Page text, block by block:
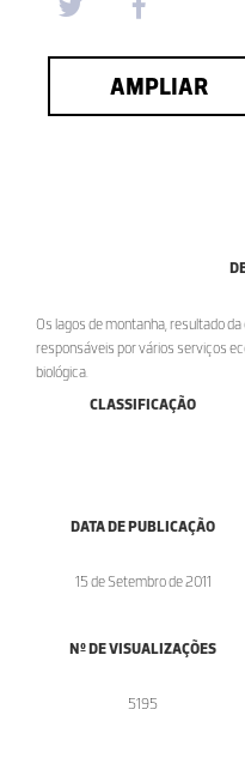
AMPLIAR
Os lagos de montanha, resultado
responsáveis por vários serviços
biológica.
CLASSIFICAÇÃO
DATA DE PUBLICAÇÃO
15 de Setembro de 2011
Nº DE VISUALIZAÇÕES
5195